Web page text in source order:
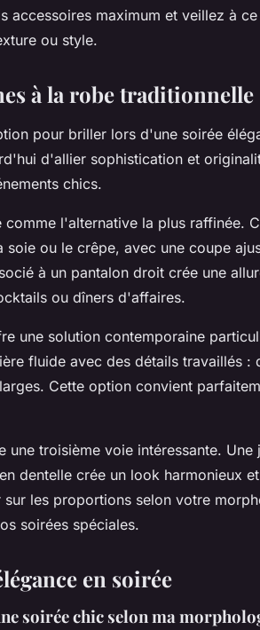
accessoires maximum et veillez à
ou style.
à la robe traditionnelle
pour briller lors d'une soirée
d'allier sophistication et
chics.
comme l'alternative la plus raffinée.
soie ou le crêpe, avec une coupe
à un pantalon droit crée une
ou dîners d'affaires.
une solution contemporaine
fluide avec des détails travaillés :
Cette option convient
une troisième voie intéressante. Une
dentelle crée un look harmonieux
les proportions selon votre
soirées spéciales.
en soirée
soirée chic selon ma